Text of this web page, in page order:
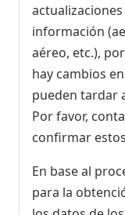
información
aéreo, etc.),
hay cambios
pueden tardar
Por favor,
confirmar
En base al
para la